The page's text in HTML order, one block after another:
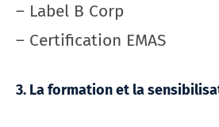
– Label B Corp
– Certification EMAS
3. La formation et la